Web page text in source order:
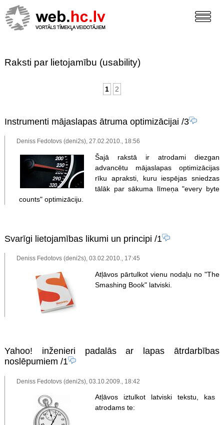
Raksti par lietojamību (usability)
1 2
Instrumenti mājaslapas ātruma optimizācijai /3
Deniss Fedotovs (deni2s), 27.02.2010., 18:56
Šajā rakstā ir atrodami diezgan
advancētu mājaslapas optimizācijas
rīku apraksti, kuru iespējas sniedzas
tālāk par sākuma līmeņa "every byte
counts" optimizāciju.
Svarīgi lietojamības likumi un principi /1
Deniss Fedotovs (deni2s), 03.02.2010., 17:45
Atļāvos pārtulkot vienu nodaļu no "The
Smashing Book" latviski.
Yahoo! inženieri padalās ar lapas ātrdarbības
noslēpumiem /1
Deniss Fedotovs (deni2s), 03.10.2009., 18:42
Atļāvos iztulkot latviski tekstu, kas
atrodams te: